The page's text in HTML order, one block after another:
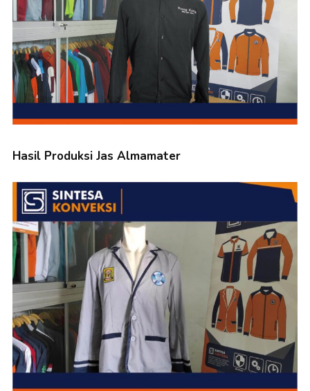
Hasil Produksi Jas Almamater